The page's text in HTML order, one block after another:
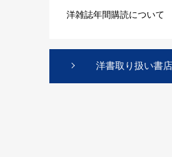
洋雑誌年間購読について
洋書取り扱い書